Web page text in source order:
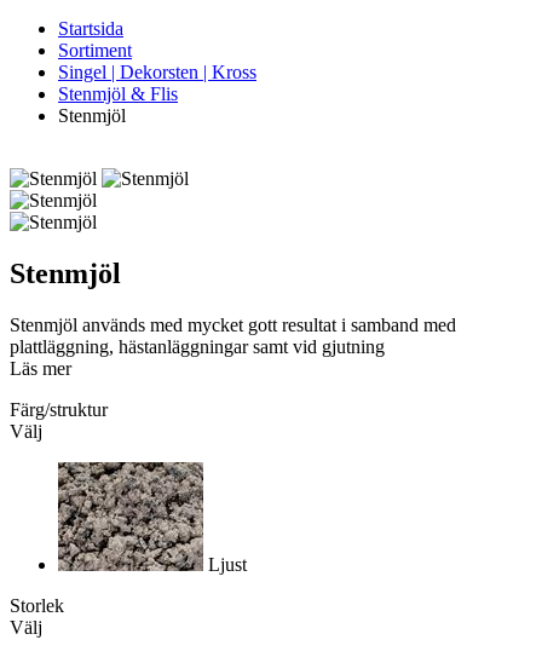
Startsida
Sortiment
Singel | Dekorsten | Kross
Stenmjöl & Flis
Stenmjöl
Stenmjöl
Stenmjöl används med mycket gott resultat i samband med
plattläggning, hästanläggningar samt vid gjutning
Läs mer
Färg/struktur
Välj
Ljust
Storlek
Välj